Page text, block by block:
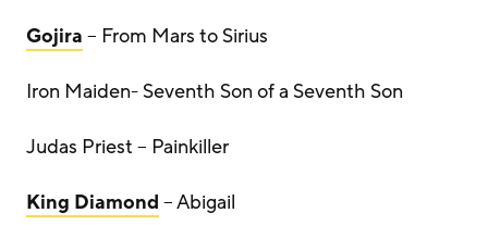
Gojira – From Mars to Sirius
Iron Maiden- Seventh Son of a Seventh Son
Judas Priest – Painkiller
King Diamond – Abigail